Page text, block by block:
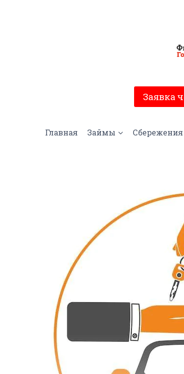
Заявка
Главная Займы Сбережения